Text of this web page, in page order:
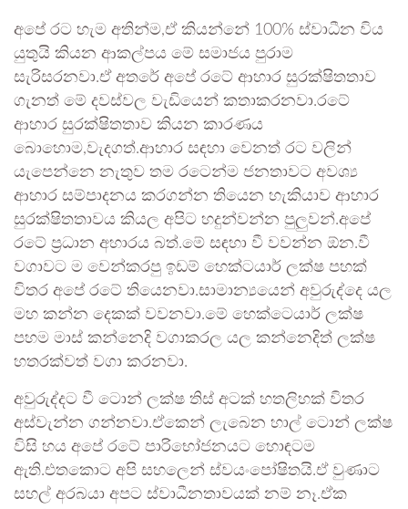
අපේ රට හැම අතින්ම,ඒ කියන්නේ 100% ස්වාධීන විය
යුතුයි කියන ආකල්පය මේ සමාජය පුරාම
සැරිසරනවා.ඒ අතරේ අපේ රටේ ආහාර සුරක්ෂිතතාව
ගැනත් මේ දවස්වල වැඩියෙන් කතාකරනවා.රටේ
ආහාර සුරක්ෂිතතාව කියන කාරණය
බොහොම,වැදගත්.ආහාර සඳහා වෙනත් රට වලින්
යැපෙන්නෙ නැතුව තම රටෙන්ම ජනතාවට අවශ්‍ය
ආහාර සම්පාදනය කරගන්න තියෙන හැකියාව ආහාර
සුරක්ෂිතතාවය කියල අපිට හදුන්වන්න පුලුවන්.අපේ
රටේ ප්‍රධාන අහාරය බත්.මේ සඳහා වී වවන්න ඕන.වී
වගාවට ම වෙන්කරපු ඉඩම් හෙක්ටයාර් ලක්ෂ පහක්
විතර අපේ රටේ තියෙනවා.සාමාන්‍යයෙන් අවුරුද්දෙ යල
මහ කන්න දෙකක් වවනවා.මේ හෙක්ටෙයාර් ලක්ෂ
පහම මාස් කන්නෙදි වගාකරල යල කන්නෙදිත් ලක්ෂ
හතරක්වත් වගා කරනවා.
අවුරුද්දට වී ටොන් ලක්ෂ තිස් අටක් හතලිහක් විතර
අස්වැන්න ගන්නවා.ඒකෙන් ලැබෙන හාල් ටොන් ලක්ෂ
විසි හය අපේ රටේ පාරිභෝජනයට හොඳටම
ඇති.එතකොට අපි සහලෙන් ස්වයංපෝෂිතයි.ඒ වුණාට
සහල් අරබයා අපට ස්වාධීනතාවයක් නම් නෑ.ඒක